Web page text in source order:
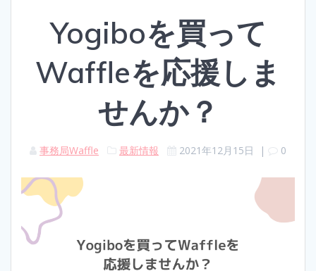
Yogiboを買って
Waffleを応援しま
せんか？
事務局Waffle 最新情報 2021年12月15日 | 0